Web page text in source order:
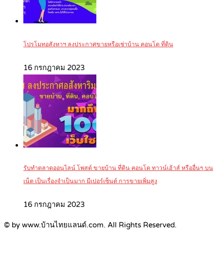
โปรโมทอสังหาฯ ลงประกาศขายหรือเช่าบ้าน คอนโด ที่ดิน
16 กรกฎาคม 2023
รับทำตลาดออนไลน์ โพสต์ ขายบ้าน ที่ดิน คอนโด ทาวน์เฮ้าส์ หรืออื่นๆ บน
เน็ต เป็นเรื่องจำเป็นมาก มีเปอร์เซ็นต์ การขายเพิ่มสูง
16 กรกฎาคม 2023
© by www.บ้านไทยแลนด์.com. All Rights Reserved.